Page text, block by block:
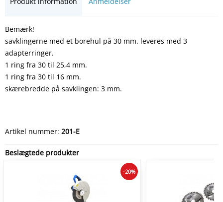
Bemærk!
savklingerne med et borehul på 30 mm. leveres med 3
adapterringer.
1 ring fra 30 til 25,4 mm.
1 ring fra 30 til 16 mm.
skærebredde på savklingen: 3 mm.
Artikel nummer: 201-E
Beslægtede produkter
-20%